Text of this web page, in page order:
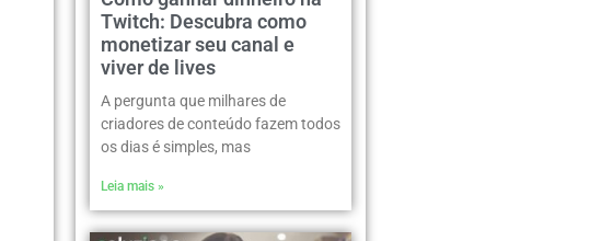
Twitch: Descubra como
monetizar seu canal e
viver de lives
A pergunta que milhares de
criadores de conteúdo fazem todos
os dias é simples, mas
Leia mais »